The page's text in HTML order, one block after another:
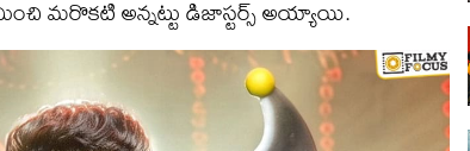
మించి మరొకటి అన్నట్టు డిజాస్టర్స్ అయ్యాయి.